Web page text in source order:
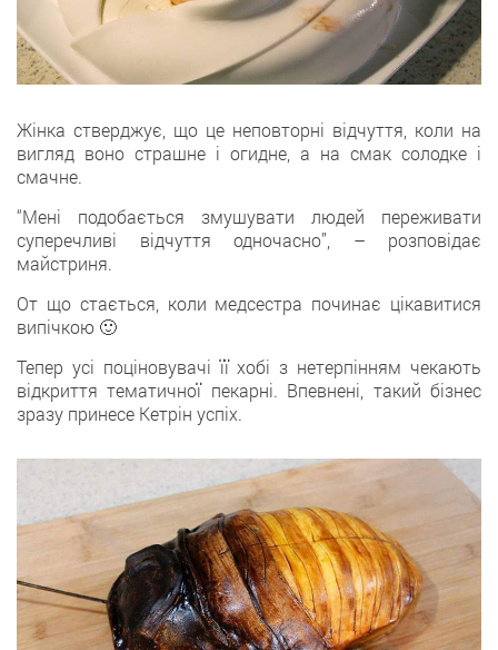
Жінка стверджує, що це неповторні відчуття, коли на
вигляд воно страшне і огидне, а на смак солодке і
смачне.
“Мені подобається змушувати людей переживати
суперечливі відчуття одночасно”, – розповідає
майстриня.
От що стається, коли медсестра починає цікавитися
випічкою 🙂
Тепер усі поціновувачі її хобі з нетерпінням чекають
відкриття тематичної пекарні. Впевнені, такий бізнес
зразу принесе Кетрін успіх.